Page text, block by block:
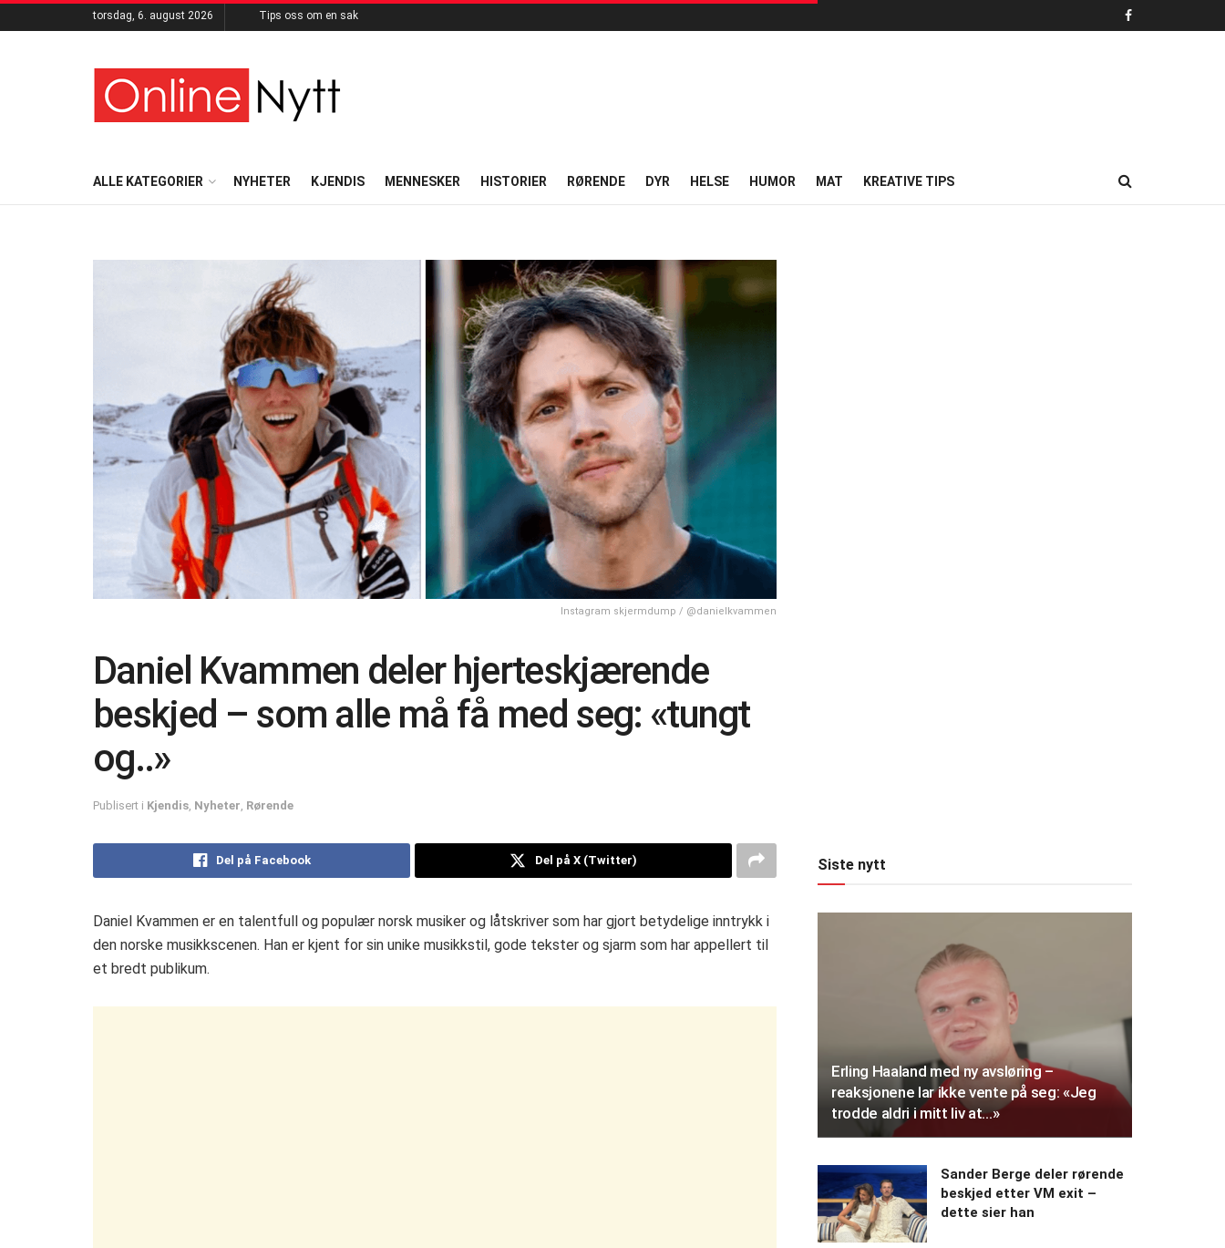
torsdag, 6. august 2026 Tips oss om en sak
ALLE KATEGORIER NYHETER KJENDIS MENNESKER HISTORIER RØRENDE DYR HELSE HUMOR MAT KREATIVE TIPS
Instagram skjermdump / @danielkvammen
Daniel Kvammen deler hjerteskjærende
beskjed – som alle må få med seg: «tungt
og..»
Publisert i Kjendis Nyheter Rørende
Del på Facebook Del på X (Twitter)
Daniel Kvammen er en talentfull og populær norsk musiker og låtskriver som har gjort betydelige inntrykk i
den norske musikkscenen. Han er kjent for sin unike musikkstil, gode tekster og sjarm som har appellert til
et bredt publikum.
Siste nytt
Erling Haaland med ny avsløring –
reaksjonene lar ikke vente på seg: «Jeg
trodde aldri i mitt liv at…»
Sander Berge deler rørende
beskjed etter VM exit –
dette sier han